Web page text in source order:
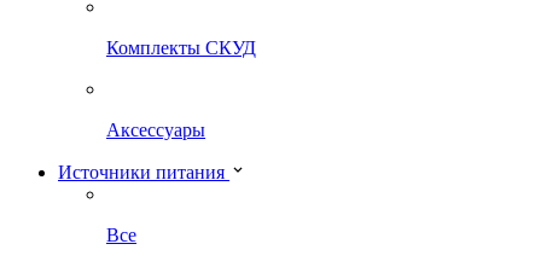
Комплекты СКУД
Аксессуары
Источники питания
Все